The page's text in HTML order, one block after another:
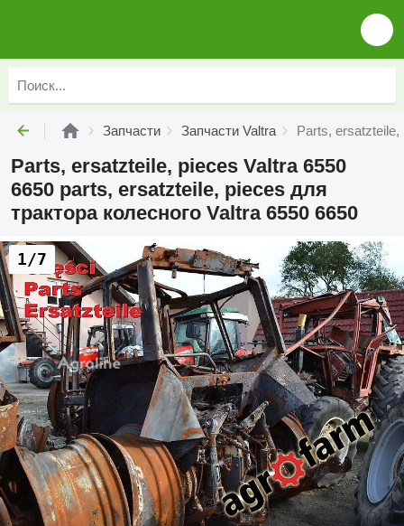
Запчасти Запчасти Valtra Parts, ersatzteile,
Parts, ersatzteile, pieces Valtra 6550
6650 parts, ersatzteile, pieces для
трактора колесного Valtra 6550 6650
1/7